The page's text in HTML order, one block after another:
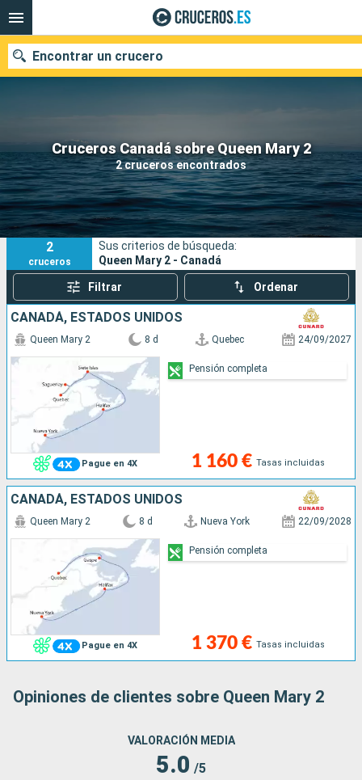
Cruceros Canadá sobre Queen Mary 2
2 cruceros encontrados
Encontrar un crucero
Nuestros destinos
Fecha de salida
Puertos Compañías
Buscar
2
cruceros
Sus criterios de búsqueda:
Queen Mary 2 - Canadá
Filtrar Ordenar
CANADÁ, ESTADOS UNIDOS
Pague en 4X
Queen Mary 2 8 d Quebec 24/09/2027
1 160 € Tasas incluidas
Pensión completa
CANADÁ, ESTADOS UNIDOS
Pague en 4X
Queen Mary 2 8 d Nueva York 22/09/2028
1 370 € Tasas incluidas
Pensión completa
Opiniones de clientes sobre Queen Mary 2
VALORACIÓN MEDIA
5.0 /5